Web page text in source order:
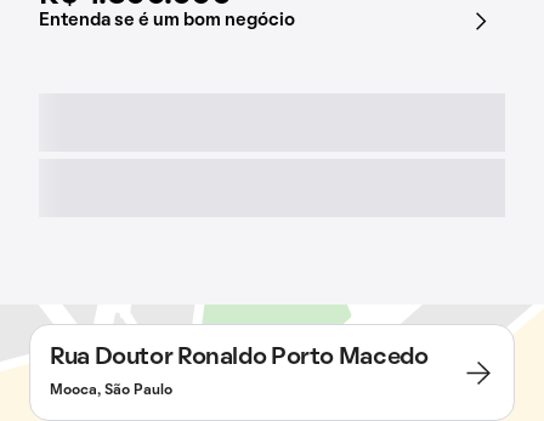
Entenda se é um bom negócio
Rua Doutor Ronaldo Porto Macedo
Mooca, São Paulo